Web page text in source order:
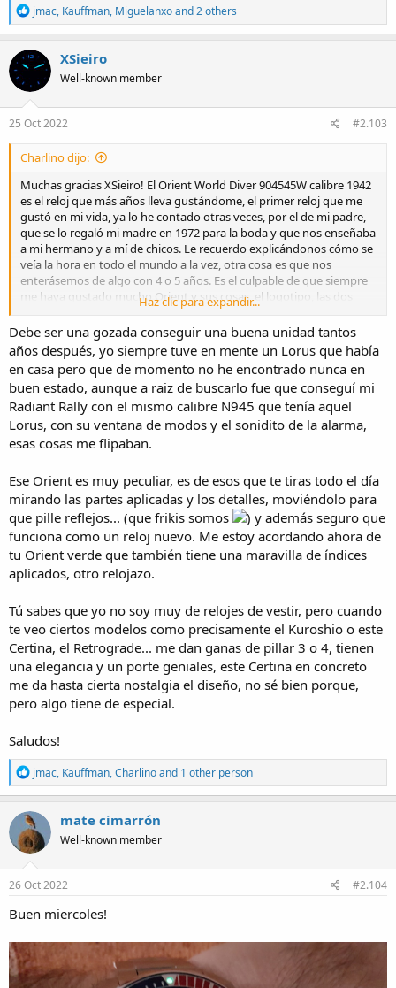
R
e
a
c
t
o
n
s
jmac, Kauffman, Miguelanxoand 2 others
XSieiro
Well-known member
25 Oct 2022 #2.103
Charlino dijo:
Muchas gracias XSieiro! El Orient World Diver 904545W calibre 1942
es el reloj que más años lleva gustándome, el primer reloj que me
gustó en mi vida, ya lo he contado otras veces, por el de mi padre,
que se lo regaló mi madre en 1972 para la boda y que nos enseñaba
a mi hermano y a mí de chicos. Le recuerdo explicándonos cómo se
veía la hora en todo el mundo a la vez, otra cosa es que nos
enterásemos de algo con 4 o 5 años. Es el culpable de que siempre
me haya gustado mucho Orient y sus cosas, el logotipo, las dos
mirillas de calendario a 3 y 9, las tres estrellas, los apliques, el estilo...
En su día era un relojazo imponente con sus 43mm y todo lo que
tiene, esa caja ancha, las coronas, las ciudades, el dial de 24 horas,...
Y era un Horas del Mundo que podía mojarse. A veces he leído que
el nombre es raro porque no es un diver... En su época un 40m era
un reloj acuático. Hay que situarse en 1967, cuando salió este
primer modelo de World Diver, y hacía solo 8 años del primer reloj
japonés resistente al agua, el Citizen Parawater; los Parawater eran
40m y 50m, los Orient King Diver eran 40m, y frente a un simple
"Waterproof", como se llamaba en la época a los "water resistant",
Como en los Weekly Auto Orient King Diver de la época, en su
contexto eran relojes acuáticos, para meterse en el agua, y en
plenos años 60 aún no había normas estrictas como años después
para poder llamar Diver a un reloj de agua. Es un auténtico
dinosaurio de la marca, de cuando Orient como marca tenía solo 17
añitos. Es un gran clásico de los 60,s que siempre he querido tener y
he podido conseguir uno en muy buen estado estético, con la
recién revisado. Además con el calendario en español. este último
mes casi no me lo he quitado, ahora ha empezado a descansar.
El Certina DS-1 es el que le ha hecho irse a descansar de momento al
World Diver, con eso está todo dicho.
Saludos XSieiro!
Haz clic para expandir...
Debe ser una gozada conseguir una buena unidad tantos
años después, yo siempre tuve en mente un Lorus que había
en casa pero que de momento no he encontrado nunca en
buen estado, aunque a raiz de buscarlo fue que conseguí mi
Radiant Rally con el mismo calibre N945 que tenía aquel
Lorus, con su ventana de modos y el sonidito de la alarma,
esas cosas me flipaban.
Ese Orient es muy peculiar, es de esos que te tiras todo el día
mirando las partes aplicadas y los detalles, moviéndolo para
que pille reflejos... (que frikis somos
) y además seguro que
funciona como un reloj nuevo. Me estoy acordando ahora de
tu Orient verde que también tiene una maravilla de índices
aplicados, otro relojazo.
Tú sabes que yo no soy muy de relojes de vestir, pero cuando
te veo ciertos modelos como precisamente el Kuroshio o este
Certina, el Retrograde... me dan ganas de pillar 3 o 4, tienen
una elegancia y un porte geniales, este Certina en concreto
me da hasta cierta nostalgia el diseño, no sé bien porque,
pero algo tiene de especial.
Saludos!
R
e
a
c
t
i
o
n
s
jmac, Kauffman,Charlinoand 1 other person
mate cimarrón
Well-known member
26 Oct 2022 #2.104
Buen miercoles!